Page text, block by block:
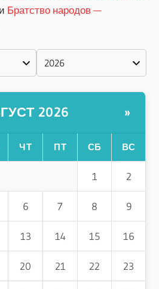
Братство народов —
2026 »
ЧТ ПТ СБ ВС
1 2
6 7 8 9
13 14 15 16
20 21 22 23